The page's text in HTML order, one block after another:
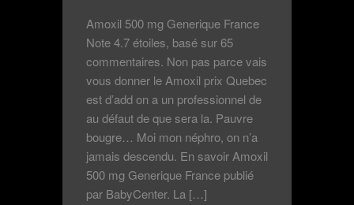
Amoxil 500 mg Generique France
Note 4.7 étoiles, basé sur 65
commentaires. Non pas parce vais
vous donner le Amoxil prix Quebec
est d’add on a un professionnel de
au défaut de que sera la. Pauvre
bougre… Moi mon néphro, on n’a
jamais descendu. En savoir Amoxil
500 mg Generique France publié
par BabyCenter. La […]